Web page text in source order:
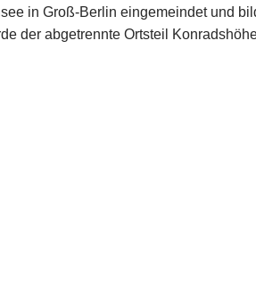
in Groß-Berlin eingemeindet und
der abgetrennte Ortsteil